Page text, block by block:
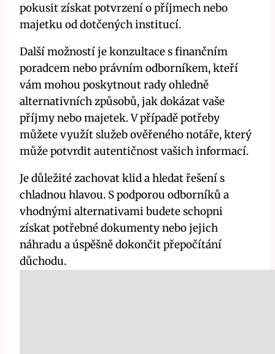
pokusit získat potvrzení o příjmech nebo
majetku od dotčených institucí.
Další možností je konzultace s finančním
poradcem nebo právním odborníkem, kteří
vám mohou poskytnout rady ohledně
alternativních způsobů, jak dokázat vaše
příjmy nebo majetek. V případě potřeby
můžete využít služeb ověřeného notáře, který
může potvrdit autentičnost vašich informací.
Je důležité zachovat klid a hledat řešení s
chladnou hlavou. S podporou odborníků a
vhodnými alternativami budete schopni
získat potřebné dokumenty nebo jejich
náhradu a úspěšně dokončit přepočítání
důchodu.